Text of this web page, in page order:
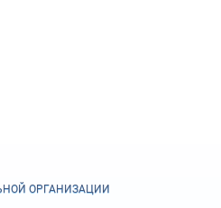
ОРГАНИЗАЦИИ